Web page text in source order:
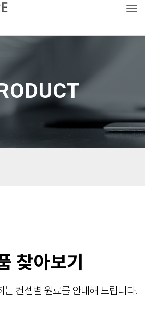
찾아보기
는 컨셉별 원료를 안내해 드립니다.